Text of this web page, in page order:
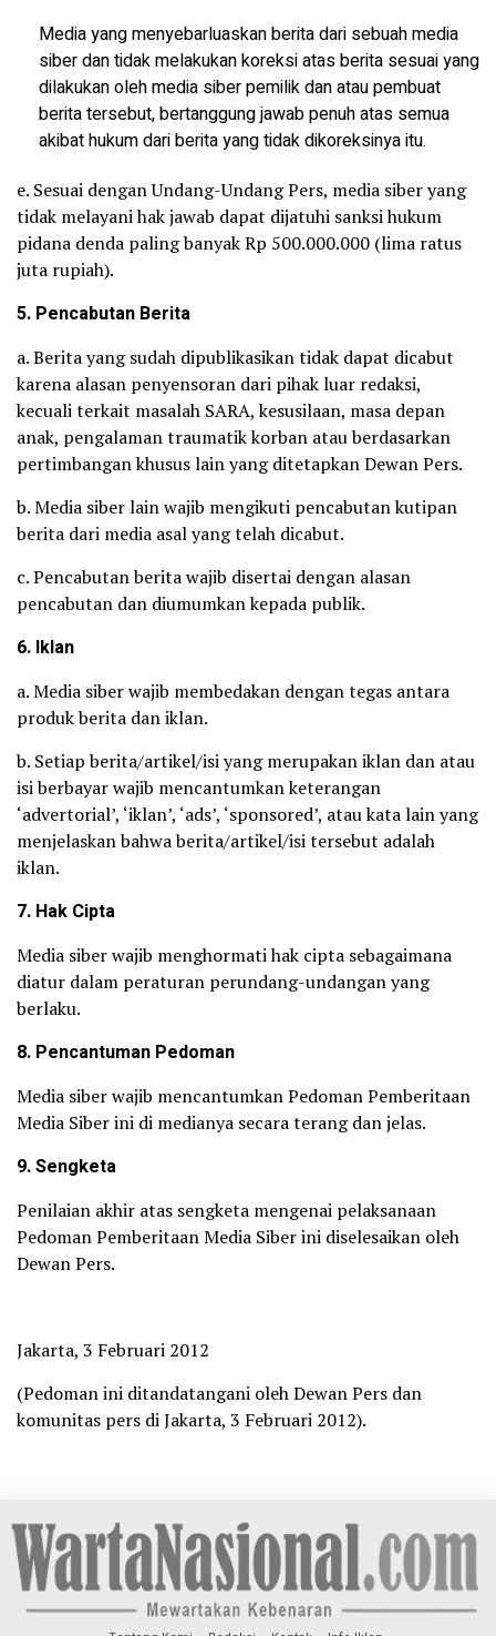
Media yang menyebarluaskan berita dari sebuah media
siber dan tidak melakukan koreksi atas berita sesuai yang
dilakukan oleh media siber pemilik dan atau pembuat
berita tersebut, bertanggung jawab penuh atas semua
akibat hukum dari berita yang tidak dikoreksinya itu.
e. Sesuai dengan Undang-Undang Pers, media siber yang
tidak melayani hak jawab dapat dijatuhi sanksi hukum
pidana denda paling banyak Rp 500.000.000 (lima ratus
juta rupiah).
5. Pencabutan Berita
a. Berita yang sudah dipublikasikan tidak dapat dicabut
karena alasan penyensoran dari pihak luar redaksi,
kecuali terkait masalah SARA, kesusilaan, masa depan
anak, pengalaman traumatik korban atau berdasarkan
pertimbangan khusus lain yang ditetapkan Dewan Pers.
b. Media siber lain wajib mengikuti pencabutan kutipan
berita dari media asal yang telah dicabut.
c. Pencabutan berita wajib disertai dengan alasan
pencabutan dan diumumkan kepada publik.
6. Iklan
a. Media siber wajib membedakan dengan tegas antara
produk berita dan iklan.
b. Setiap berita/artikel/isi yang merupakan iklan dan atau
isi berbayar wajib mencantumkan keterangan
‘advertorial’, ‘iklan’, ‘ads’, ‘sponsored’, atau kata lain yang
menjelaskan bahwa berita/artikel/isi tersebut adalah
iklan.
7. Hak Cipta
Media siber wajib menghormati hak cipta sebagaimana
diatur dalam peraturan perundang-undangan yang
berlaku.
8. Pencantuman Pedoman
Media siber wajib mencantumkan Pedoman Pemberitaan
Media Siber ini di medianya secara terang dan jelas.
9. Sengketa
Penilaian akhir atas sengketa mengenai pelaksanaan
Pedoman Pemberitaan Media Siber ini diselesaikan oleh
Dewan Pers.
Jakarta, 3 Februari 2012
(Pedoman ini ditandatangani oleh Dewan Pers dan
komunitas pers di Jakarta, 3 Februari 2012).